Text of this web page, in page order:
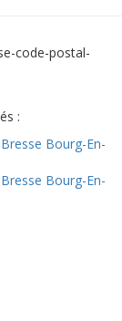
code-postal-
:
Bourg-En-
Bourg-En-